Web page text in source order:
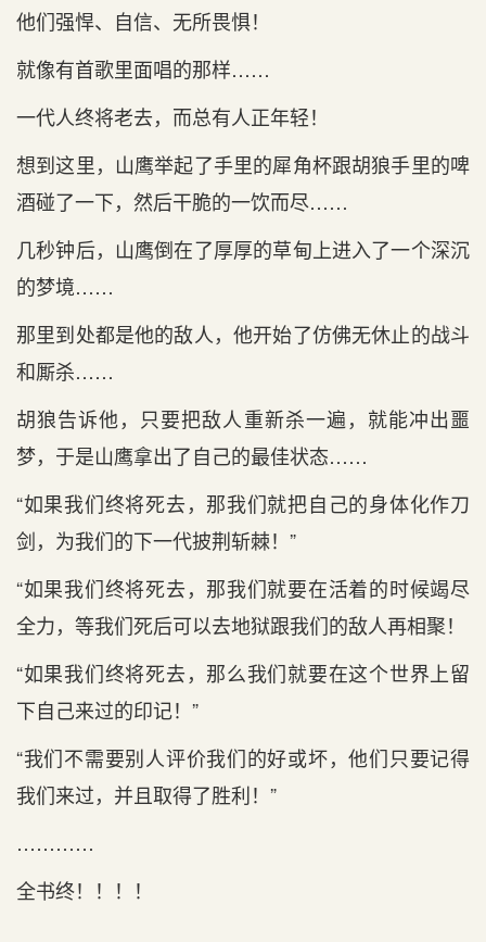
他们强悍、自信、无所畏惧！
就像有首歌里面唱的那样……
一代人终将老去，而总有人正年轻！
想到这里，山鹰举起了手里的犀角杯跟胡狼手里的啤
酒碰了一下，然后干脆的一饮而尽……
几秒钟后，山鹰倒在了厚厚的草甸上进入了一个深沉
的梦境……
那里到处都是他的敌人，他开始了仿佛无休止的战斗
和厮杀……
胡狼告诉他，只要把敌人重新杀一遍，就能冲出噩
梦，于是山鹰拿出了自己的最佳状态……
“如果我们终将死去，那我们就把自己的身体化作刀
剑，为我们的下一代披荆斩棘！”
“如果我们终将死去，那我们就要在活着的时候竭尽
全力，等我们死后可以去地狱跟我们的敌人再相聚！
“如果我们终将死去，那么我们就要在这个世界上留
下自己来过的印记！”
“我们不需要别人评价我们的好或坏，他们只要记得
我们来过，并且取得了胜利！”
…………
全书终！！！！